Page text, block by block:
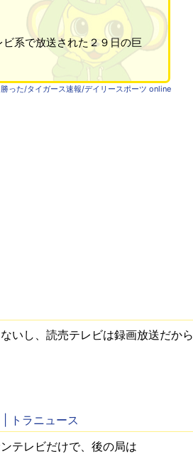
系で放送された２９日の巨
った/タイガース速報/デイリースポーツ online
いし、読売テレビは録画放送だから
トラニュース
テレビだけで、後の局は